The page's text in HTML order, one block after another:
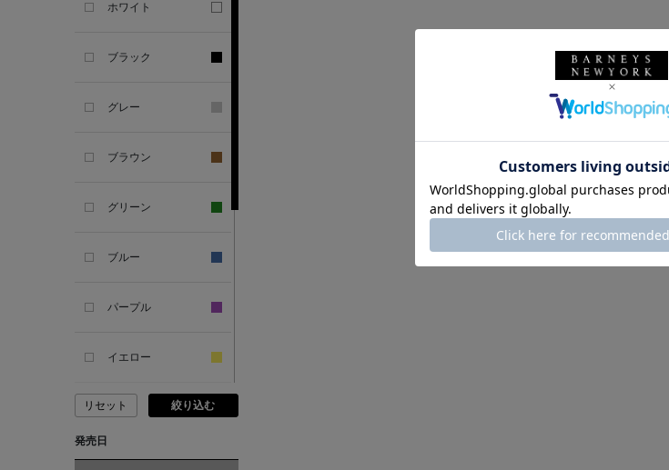
SANDAL
ANDERSONS
ANTIPAST
ホワイト
ブラック
グレー
ブラウン
グリーン
ブルー
パープル
イエロー
ピンク
レッド
リセット 絞り込む
発売日